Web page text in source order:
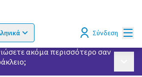
language Επιλογή γλώσσας Σύνδεση
ακόμα περισσότερο σαν